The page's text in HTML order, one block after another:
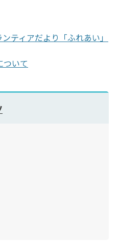
ティアだより「ふれあい」
ついて